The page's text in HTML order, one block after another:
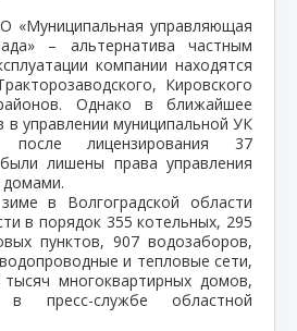
«Муниципальная управляющая
– альтернатива частным
компании находятся
Кировского
Однако в ближайшее
управлении муниципальной УК
лицензирования 37
лишены права управления
в Волгоградской области
в порядок 355 котельных, 295
пунктов, 907 водозаборов,
и тепловые сети,
многоквартирных домов,
пресс-службе областной